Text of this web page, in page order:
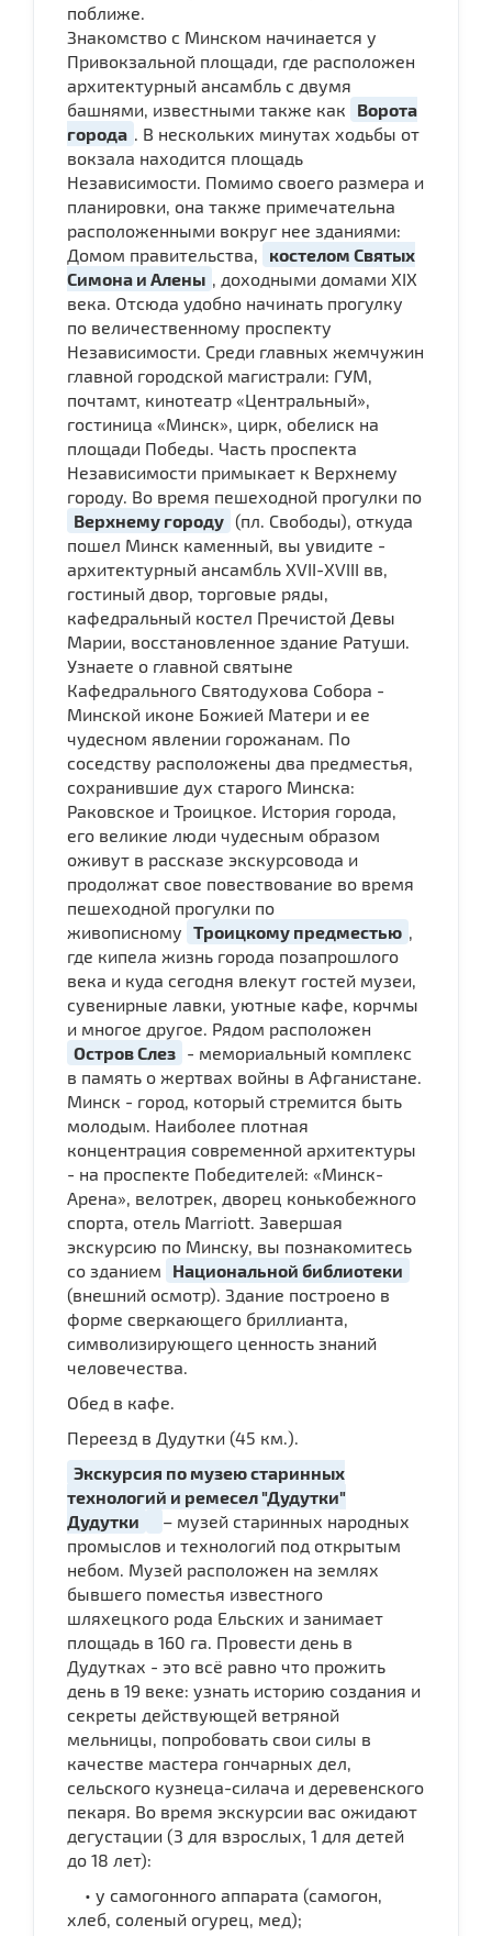
поближе.
Знакомство с Минском начинается у
Привокзальной площади, где расположен
архитектурный ансамбль с двумя
башнями, известными также как
Ворота
города
. В нескольких минутах ходьбы от
вокзала находится площадь
Независимости. Помимо своего размера и
планировки, она также примечательна
расположенными вокруг нее зданиями:
Домом правительства,
костелом Святых
Симона и Алены
, доходными домами XIX
века. Отсюда удобно начинать прогулку
по величественному проспекту
Независимости. Среди главных жемчужин
главной городской магистрали: ГУМ,
почтамт, кинотеатр «Центральный»,
гостиница «Минск», цирк, обелиск на
площади Победы. Часть проспекта
Независимости примыкает к Верхнему
городу. Во время пешеходной прогулки по
Верхнему городу (пл. Свободы), откуда
пошел Минск каменный, вы увидите -
архитектурный ансамбль XVII-XVIII вв,
гостиный двор, торговые ряды,
кафедральный костел Пречистой Девы
Марии, восстановленное здание Ратуши.
Узнаете о главной святыне
Кафедрального Святодухова Собора -
Минской иконе Божией Матери и ее
чудесном явлении горожанам. По
соседству расположены два предместья,
сохранившие дух старого Минска:
Раковское и Троицкое. История города,
его великие люди чудесным образом
оживут в рассказе экскурсовода и
продолжат свое повествование во время
пешеходной прогулки по
живописному Троицкому предместью
где кипела жизнь города позапрошлого
века и куда сегодня влекут гостей музеи,
сувенирные лавки, уютные кафе, корчмы
и многое другое. Рядом расположен
Остров Слез - мемориальный комплекс
в память о жертвах войны в Афганистане.
Минск - город, который стремится быть
молодым. Наиболее плотная
концентрация современной архитектуры
- на проспекте Победителей: «Минск-
Арена», велотрек, дворец конькобежного
спорта, отель Marriott. Завершая
экскурсию по Минску, вы познакомитесь
со зданием
Национальной библиотеки
(внешний осмотр). Здание построено в
форме сверкающего бриллианта,
символизирующего ценность знаний
человечества.
Обед в кафе.
Переезд в Дудутки (45 км.).
Экскурсия по музею старинных
технологий и ремесел "Дудутки"
Дудутки
– музей старинных народных
промыслов и технологий под открытым
небом. Музей расположен на землях
бывшего поместья известного
шляхецкого рода Ельских и занимает
площадь в 160 га. Провести день в
Дудутках - это всё равно что прожить
день в 19 веке: узнать историю создания и
секреты действующей ветряной
мельницы, попробовать свои силы в
качестве мастера гончарных дел,
сельского кузнеца-силача и деревенского
пекаря. Во время экскурсии вас ожидают
дегустации (3 для взрослых, 1 для детей
до 18 лет):
• у самогонного аппарата (самогон,
хлеб, соленый огурец, мед);